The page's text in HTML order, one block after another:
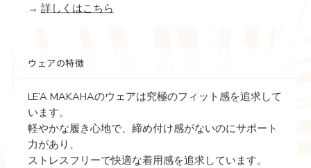
→ 詳しくはこちら
ウェアの特徴
LE’A MAKAHAのウェアは究極のフィット感を追求して
います。
軽やかな履き心地で、締め付け感がないのにサポート
力があり、
ストレスフリーで快適な着用感を追求しています。